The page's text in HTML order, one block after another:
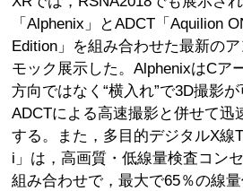
「Alphenix」とADCT「Aquilion
Edition」を組み合わせた最新の
モック展示した。AlphenixはCア
方向ではなく“横入れ”で3D撮影
ADCTによる高速撮影と併せて迅
する。また，多目的デジタルX線
i」は，高画質・低線量検査コン
組み合わせで，最大で65％の線